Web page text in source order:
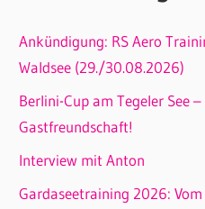
Ankündigung: RS Aero
Waldsee (29./30.08.2026)
Berlini-Cup am Tegeler See
Gastfreundschaft!
Interview mit Anton
Gardaseetraining 2026: